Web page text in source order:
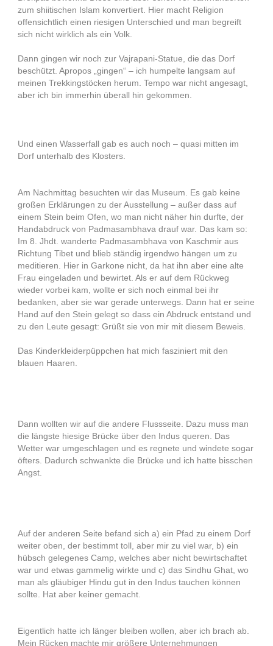
zum shiitischen Islam konvertiert. Hier macht Religion
offensichtlich einen riesigen Unterschied und man begreift
sich nicht wirklich als ein Volk.
Dann gingen wir noch zur Vajrapani-Statue, die das Dorf
beschützt. Apropos „gingen“ – ich humpelte langsam auf
meinen Trekkingstöcken herum. Tempo war nicht angesagt,
aber ich bin immerhin überall hin gekommen.
Und einen Wasserfall gab es auch noch – quasi mitten im
Dorf unterhalb des Klosters.
Am Nachmittag besuchten wir das Museum. Es gab keine
großen Erklärungen zu der Ausstellung – außer dass auf
einem Stein beim Ofen, wo man nicht näher hin durfte, der
Handabdruck von Padmasambhava drauf war. Das kam so:
Im 8. Jhdt. wanderte Padmasambhava von Kaschmir aus
Richtung Tibet und blieb ständig irgendwo hängen um zu
meditieren. Hier in Garkone nicht, da hat ihn aber eine alte
Frau eingeladen und bewirtet. Als er auf dem Rückweg
wieder vorbei kam, wollte er sich noch einmal bei ihr
bedanken, aber sie war gerade unterwegs. Dann hat er seine
Hand auf den Stein gelegt so dass ein Abdruck entstand und
zu den Leute gesagt: Grüßt sie von mir mit diesem Beweis.
Das Kinderkleiderpüppchen hat mich fasziniert mit den
blauen Haaren.
Dann wollten wir auf die andere Flussseite. Dazu muss man
die längste hiesige Brücke über den Indus queren. Das
Wetter war umgeschlagen und es regnete und windete sogar
öfters. Dadurch schwankte die Brücke und ich hatte bisschen
Angst.
Auf der anderen Seite befand sich a) ein Pfad zu einem Dorf
weiter oben, der bestimmt toll, aber mir zu viel war, b) ein
hübsch gelegenes Camp, welches aber nicht bewirtschaftet
war und etwas gammelig wirkte und c) das Sindhu Ghat, wo
man als gläubiger Hindu gut in den Indus tauchen können
sollte. Hat aber keiner gemacht.
Eigentlich hatte ich länger bleiben wollen, aber ich brach ab.
Mein Rücken machte mir größere Unternehmungen